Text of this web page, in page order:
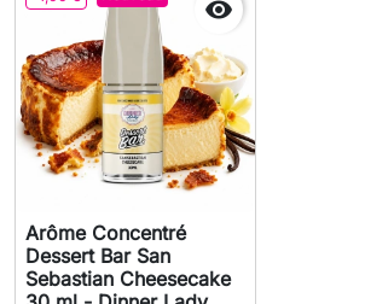

Arôme Concentré
Dessert Bar San
Sebastian Cheesecake